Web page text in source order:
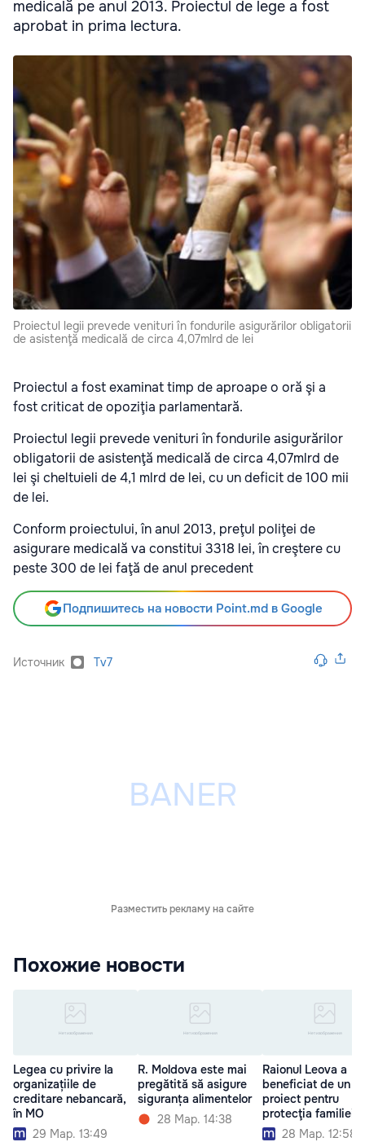
medicală pe anul 2013. Proiectul de lege a fost
aprobat in prima lectura.
Proiectul legii prevede venituri în fondurile asigurărilor obligatorii
de asistenţă medicală de circa 4,07mlrd de lei
Proiectul a fost examinat timp de aproape o oră şi a
fost criticat de opoziţia parlamentară.
Proiectul legii prevede venituri în fondurile asigurărilor
obligatorii de asistenţă medicală de circa 4,07mlrd de
lei şi cheltuieli de 4,1 mlrd de lei, cu un deficit de 100 mii
de lei.
Conform proiectului, în anul 2013, preţul poliţei de
asigurare medicală va constitui 3318 lei, în creştere cu
peste 300 de lei faţă de anul precedent
Подпишитесь на новости Point.md в Google
Источник Tv7
Разместить рекламу на сайте
Похожие новости
Legea cu privire la
organizațiile de
creditare nebancară,
în MO
29 Мар. 13:49
R. Moldova este mai
pregătită să asigure
siguranța alimentelor
28 Мар. 14:38
Raionul Leova a
beneficiat de un
proiect pentru
protecţia familiei
28 Мар. 12:58